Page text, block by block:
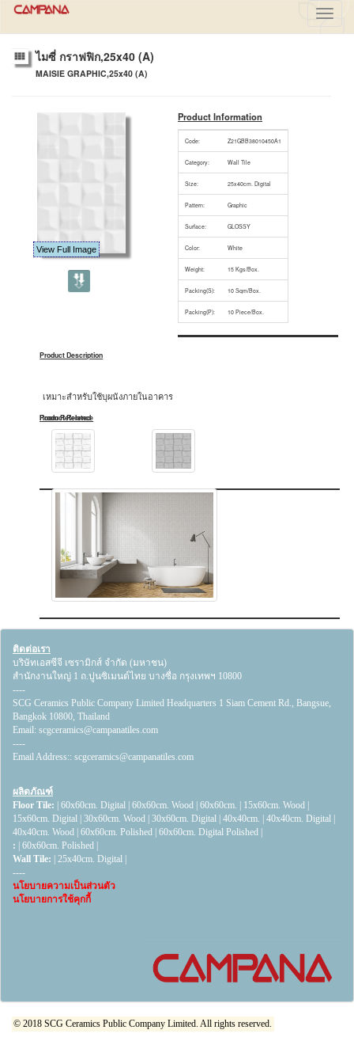
ไมซี่ กราฟฟิก,25x40 (A)
MAISIE GRAPHIC,25x40 (A)
Product Information
Code: Z21GBB38010450A1
Category: Wall Tile
Size: 25x40cm. Digital
Pattern: Graphic
Surface: GLOSSY
Color: White
Weight: 15 Kgs/Box.
Packing(S): 10 Sqm/Box.
Packing(P): 10 Piece/Box.
Product Description
เหมาะสำหรับใช้บุผนังภายในอาคาร
Product Related
Room Reference
ติดต่อเรา
บริษัทเอสซีจี เซรามิกส์ จำกัด (มหาชน)
สำนักงานใหญ่ 1 ถ.ปูนซิเมนต์ไทย บางซื่อ กรุงเทพฯ 10800
----
SCG Ceramics Public Company Limited Headquarters 1 Siam Cement Rd., Bangsue,
Bangkok 10800, Thailand
Email: scgceramics@campanatiles.com
----
Email Address:: scgceramics@campanatiles.com
ผลิตภัณฑ์
Floor Tile: | 60x60cm. Digital | 60x60cm. Wood | 60x60cm. | 15x60cm. Wood |
15x60cm. Digital | 30x60cm. Wood | 30x60cm. Digital | 40x40cm. | 40x40cm. Digital |
40x40cm. Wood | 60x60cm. Polished | 60x60cm. Digital Polished |
: | 60x60cm. Polished |
Wall Tile: | 25x40cm. Digital |
----
นโยบายความเป็นส่วนตัว
นโยบายการใช้คุกกี้
© 2018 SCG Ceramics Public Company Limited. All rights reserved.
View Full Image